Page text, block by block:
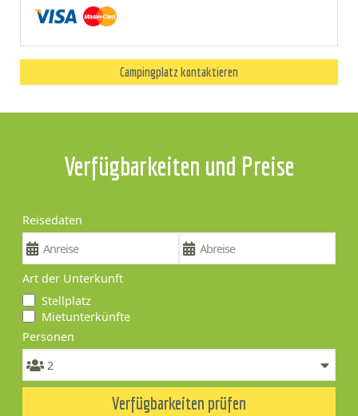
Campingplatz kontaktieren
Verfügbarkeiten und Preise
Reisedaten
Art der Unterkunft
Stellplatz
Mietunterkünfte
Personen
Verfügbarkeiten prüfen